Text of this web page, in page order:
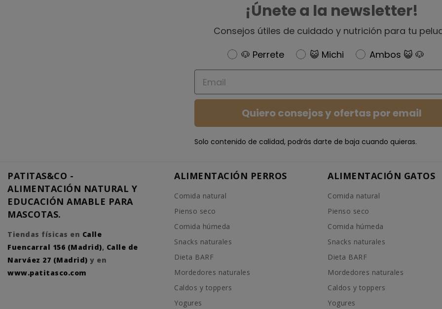
¡Únete a la newsletter!
Consejos útiles de cuidado y nutrición para tu
Newsletter
🐶 Perrete 😺 Michi
Ambos 😺 🐶
Email
Quiero consejos y ofertas por email
Solo contenido de calidad, podrás darte de baja cuando quieras.
PATITAS&CO -
ALIMENTACIÓN NATURAL Y
EDUCACIÓN AMABLE PARA
MASCOTAS.
Tiendas físicas en Calle
Fuencarral 156 (Madrid), Calle de
Narváez 27 (Madrid) y en
www.patitasco.com
ALIMENTACIÓN PERROS
Comida natural
Pienso seco
Comida húmeda
Snacks naturales
Dieta BARF
Mordedores naturales
Caldos y toppers
Yogures
ALIMENTACIÓN GATOS
Comida natural
Pienso seco
Comida húmeda
Snacks naturales
Dieta BARF
Mordedores naturales
Caldos y toppers
Yogures